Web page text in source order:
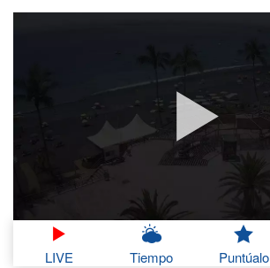
LIVE Tiempo Puntúalo